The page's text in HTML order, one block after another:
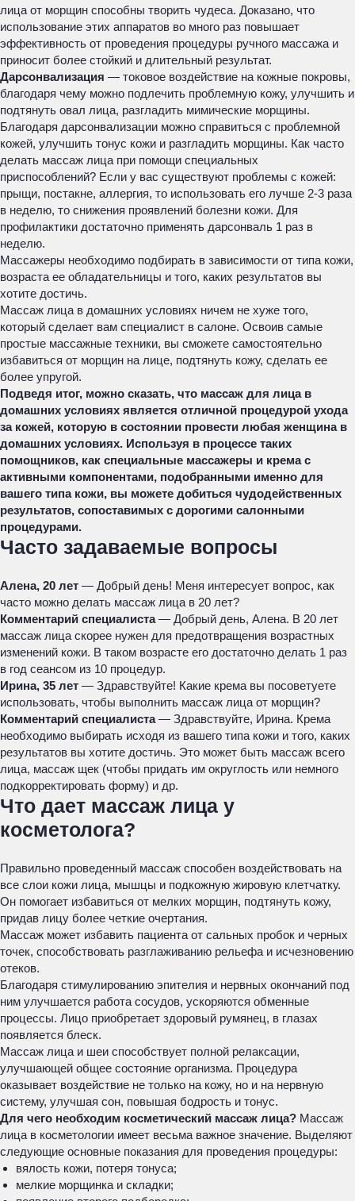
лица от морщин способны творить чудеса. Доказано, что
использование этих аппаратов во много раз повышает
эффективность от проведения процедуры ручного массажа и
приносит более стойкий и длительный результат.
Дарсонвализация — токовое воздействие на кожные покровы,
благодаря чему можно подлечить проблемную кожу, улучшить и
подтянуть овал лица, разгладить мимические морщины.
Благодаря дарсонвализации можно справиться с проблемной
кожей, улучшить тонус кожи и разгладить морщины. Как часто
делать массаж лица при помощи специальных
приспособлений? Если у вас существуют проблемы с кожей:
прыщи, постакне, аллергия, то использовать его лучше 2-3 раза
в неделю, то снижения проявлений болезни кожи. Для
профилактики достаточно применять дарсонваль 1 раз в
неделю.
Массажеры необходимо подбирать в зависимости от типа кожи,
возраста ее обладательницы и того, каких результатов вы
хотите достичь.
Массаж лица в домашних условиях ничем не хуже того,
который сделает вам специалист в салоне. Освоив самые
простые массажные техники, вы сможете самостоятельно
избавиться от морщин на лице, подтянуть кожу, сделать ее
более упругой.
Подведя итог, можно сказать, что массаж для лица в
домашних условиях является отличной процедурой ухода
за кожей, которую в состоянии провести любая женщина в
домашних условиях. Используя в процессе таких
помощников, как специальные массажеры и крема с
активными компонентами, подобранными именно для
вашего типа кожи, вы можете добиться чудодейственных
результатов, сопоставимых с дорогими салонными
процедурами.
Часто задаваемые вопросы
Алена, 20 лет — Добрый день! Меня интересует вопрос, как
часто можно делать массаж лица в 20 лет?
Комментарий специалиста— Добрый день, Алена. В 20 лет
массаж лица скорее нужен для предотвращения возрастных
изменений кожи. В таком возрасте его достаточно делать 1 раз
в год сеансом из 10 процедур.
Ирина, 35 лет — Здравствуйте! Какие крема вы посоветуете
использовать, чтобы выполнить массаж лица от морщин?
Комментарий специалиста— Здравствуйте, Ирина. Крема
необходимо выбирать исходя из вашего типа кожи и того, каких
результатов вы хотите достичь. Это может быть массаж всего
лица, массаж щек (чтобы придать им округлость или немного
подкорректировать форму) и др.
Что дает массаж лица у
косметолога?
Правильно проведенный массаж способен воздействовать на
все слои кожи лица, мышцы и подкожную жировую клетчатку.
Он помогает избавиться от мелких морщин, подтянуть кожу,
придав лицу более четкие очертания.
Массаж может избавить пациента от сальных пробок и черных
точек, способствовать разглаживанию рельефа и исчезновению
отеков.
Благодаря стимулированию эпителия и нервных окончаний под
ним улучшается работа сосудов, ускоряются обменные
процессы. Лицо приобретает здоровый румянец, в глазах
появляется блеск.
Массаж лица и шеи способствует полной релаксации,
улучшающей общее состояние организма. Процедура
оказывает воздействие не только на кожу, но и на нервную
систему, улучшая сон, повышая бодрость и тонус.
Для чего необходим косметический массаж лица? Массаж
лица в косметологии имеет весьма важное значение. Выделяют
следующие основные показания для проведения процедуры:
вялость кожи, потеря тонуса;
мелкие морщинка и складки;